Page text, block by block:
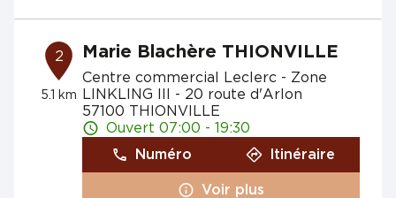
2
5.1 km
Marie Blachère THIONVILLE
Centre commercial Leclerc - Zone
LINKLING III - 20 route d'Arlon
57100 THIONVILLE
Ouvert 07:00 - 19:30
Numéro
Itinéraire
Voir plus